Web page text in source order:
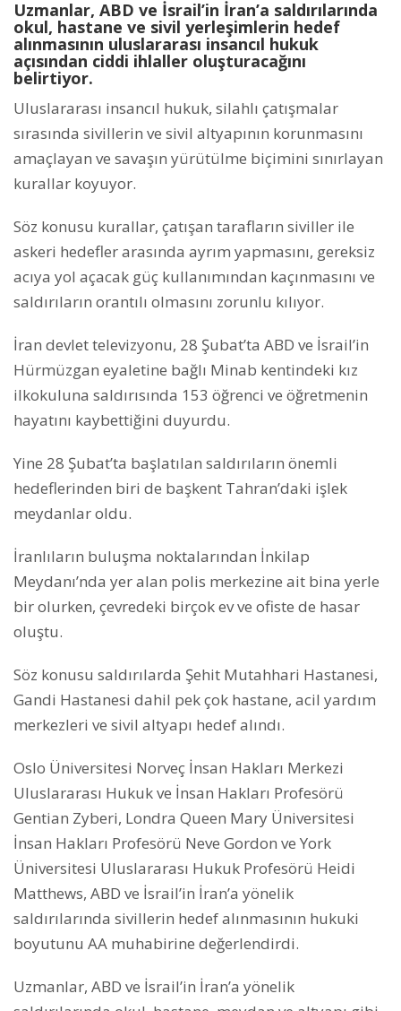
Uzmanlar, ABD ve İsrail’in İran’a saldırılarında
okul, hastane ve sivil yerleşimlerin hedef
alınmasının uluslararası insancıl hukuk
açısından ciddi ihlaller oluşturacağını
belirtiyor.
Uluslararası insancıl hukuk, silahlı çatışmalar
sırasında sivillerin ve sivil altyapının korunmasını
amaçlayan ve savaşın yürütülme biçimini sınırlayan
kurallar koyuyor.
Söz konusu kurallar, çatışan tarafların siviller ile
askeri hedefler arasında ayrım yapmasını, gereksiz
acıya yol açacak güç kullanımından kaçınmasını ve
saldırıların orantılı olmasını zorunlu kılıyor.
İran devlet televizyonu, 28 Şubat’ta ABD ve İsrail’in
Hürmüzgan eyaletine bağlı Minab kentindeki kız
ilkokuluna saldırısında 153 öğrenci ve öğretmenin
hayatını kaybettiğini duyurdu.
Yine 28 Şubat’ta başlatılan saldırıların önemli
hedeflerinden biri de başkent Tahran’daki işlek
meydanlar oldu.
İranlıların buluşma noktalarından İnkilap
Meydanı’nda yer alan polis merkezine ait bina yerle
bir olurken, çevredeki birçok ev ve ofiste de hasar
oluştu.
Söz konusu saldırılarda Şehit Mutahhari Hastanesi,
Gandi Hastanesi dahil pek çok hastane, acil yardım
merkezleri ve sivil altyapı hedef alındı.
Oslo Üniversitesi Norveç İnsan Hakları Merkezi
Uluslararası Hukuk ve İnsan Hakları Profesörü
Gentian Zyberi, Londra Queen Mary Üniversitesi
İnsan Hakları Profesörü Neve Gordon ve York
Üniversitesi Uluslararası Hukuk Profesörü Heidi
Matthews, ABD ve İsrail’in İran’a yönelik
saldırılarında sivillerin hedef alınmasının hukuki
boyutunu AA muhabirine değerlendirdi.
Uzmanlar, ABD ve İsrail’in İran’a yönelik